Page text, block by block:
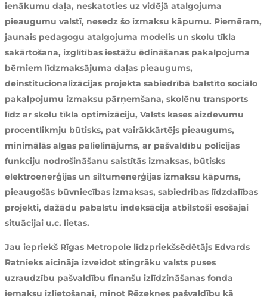
ienākumu daļa, neskatoties uz vidējā atalgojuma
pieaugumu valstī, nesedz šo izmaksu kāpumu. Piemēram,
jaunais pedagogu atalgojuma modelis un skolu tīkla
sakārtošana, izglītības iestāžu ēdināšanas pakalpojuma
bērniem līdzmaksājuma daļas pieaugums,
deinstitucionalizācijas projekta sabiedrībā balstīto sociālo
pakalpojumu izmaksu pārņemšana, skolēnu transports
līdz ar skolu tīkla optimizāciju, Valsts kases aizdevumu
procentlikmju būtisks, pat vairākkārtējs pieaugums,
minimālās algas palielinājums, ar pašvaldību policijas
funkciju nodrošināšanu saistītās izmaksas, būtisks
elektroenerģijas un siltumenerģijas izmaksu kāpums,
pieaugošās būvniecības izmaksas, sabiedrības līdzdalības
projekti, dažādu pabalstu indeksācija atbilstoši esošajai
situācijai u.c. lietas.
Jau iepriekš Rīgas Metropole līdzpriekšsēdētājs Edvards
Ratnieks aicināja izveidot stingrāku valsts puses
uzraudzību pašvaldību finanšu izlīdzināšanas fonda
iemaksu izlietošanai, minot Rēzeknes pašvaldību kā